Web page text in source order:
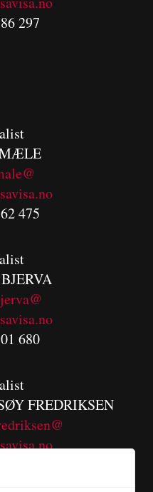
297
475
680
FREDRIKSEN